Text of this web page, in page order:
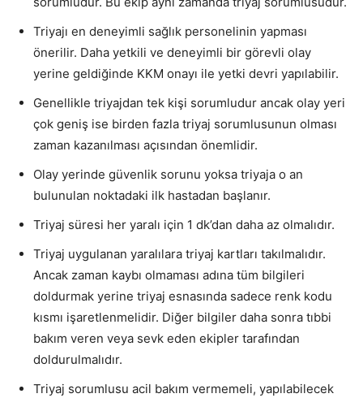
Triyajı en deneyimli sağlık personelinin yapması
önerilir. Daha yetkili ve deneyimli bir görevli olay
yerine geldiğinde KKM onayı ile yetki devri yapılabilir.
Genellikle triyajdan tek kişi sorumludur ancak olay yeri
çok geniş ise birden fazla triyaj sorumlusunun olması
zaman kazanılması açısından önemlidir.
Olay yerinde güvenlik sorunu yoksa triyaja o an
bulunulan noktadaki ilk hastadan başlanır.
Triyaj süresi her yaralı için 1 dk’dan daha az olmalıdır.
Triyaj uygulanan yaralılara triyaj kartları takılmalıdır.
Ancak zaman kaybı olmaması adına tüm bilgileri
doldurmak yerine triyaj esnasında sadece renk kodu
kısmı işaretlenmelidir. Diğer bilgiler daha sonra tıbbi
bakım veren veya sevk eden ekipler tarafından
doldurulmalıdır.
Triyaj sorumlusu acil bakım vermemeli, yapılabilecek